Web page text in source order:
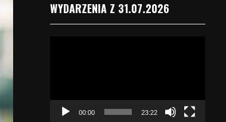
WYDARZENIA Z 31.07.2026
00:00 23:22